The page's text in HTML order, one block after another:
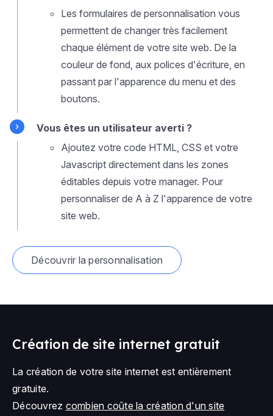
Les formulaires de personnalisation vous
permettent de changer très facilement
chaque élément de votre site web. De la
couleur de fond, aux polices d'écriture, en
passant par l'apparence du menu et des
boutons.
Vous êtes un utilisateur averti ?
Ajoutez votre code HTML, CSS et votre
Javascript directement dans les zones
éditables depuis votre manager. Pour
personnaliser de A à Z l'apparence de votre
site web.
Découvrir la personnalisation
Création de site internet gratuit
La création de votre site internet est entièrement
gratuite.
Découvrez combien coûte la création d'un site